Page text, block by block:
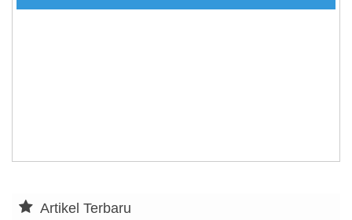
Artikel Terbaru